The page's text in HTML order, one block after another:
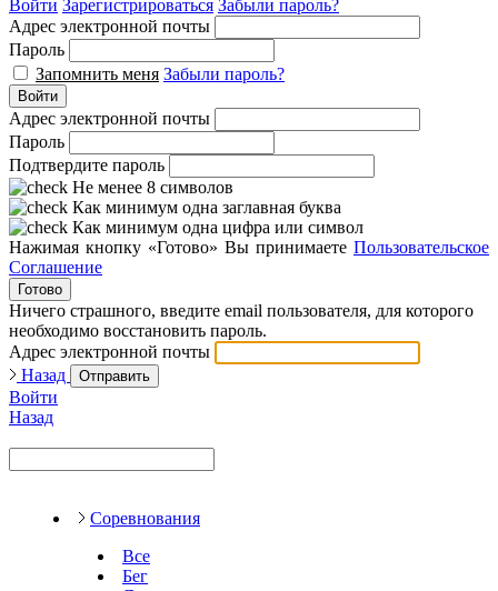
Войти Зарегистрироваться Забыли пароль?
Адрес электронной почты
Пароль
Запомнить меня Забыли пароль?
Войти
Адрес электронной почты
Пароль
Подтвердите пароль
Не менее 8 символов
Как минимум одна заглавная буква
Как минимум одна цифра или символ
Нажимая кнопку «Готово» Вы принимаете Пользовательское
Соглашение
Готово
Ничего страшного, введите email пользователя, для которого
необходимо восстановить пароль.
Адрес электронной почты
Назад
Отправить
Войти
Назад
Соревнования
Все
Бег